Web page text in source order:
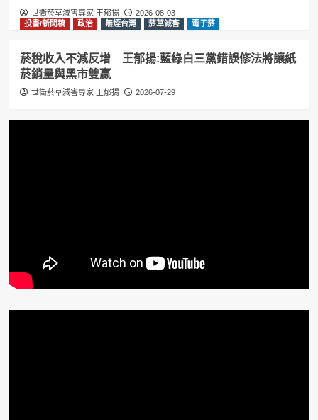
世衛菸草減害專家 王郁揚
2026-08-03
投書/新聞稿
政治 無煙台灣 菸草減害 電子菸
菸稅收入不減反增 王郁揚:藍綠白三黨錯誤修法將讓紙
菸銷量與黑市雙贏
世衛菸草減害專家 王郁揚 2026-07-29